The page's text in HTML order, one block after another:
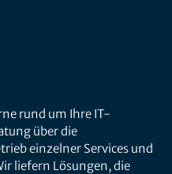
rund um Ihre IT-
über die
einzelner Services und
liefern Lösungen, die